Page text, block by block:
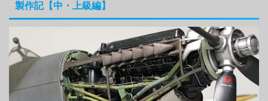
製作記【中・上級編】